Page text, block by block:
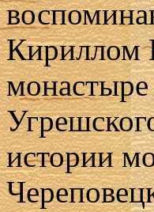
Кириллом
истории